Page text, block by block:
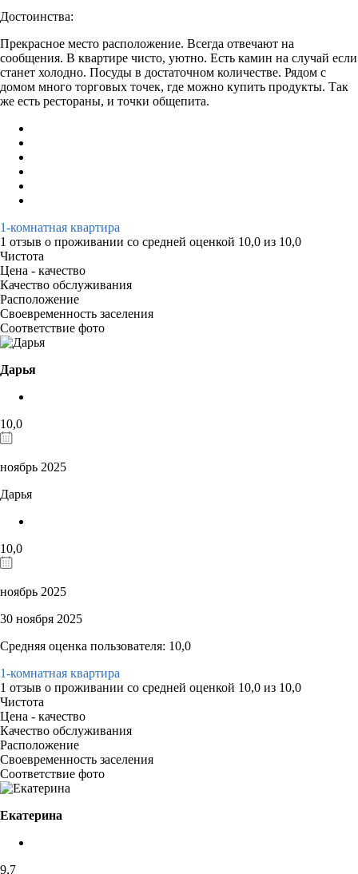
Достоинства:
Прекрасное место расположение. Всегда отвечают на
сообщения. В квартире чисто, уютно. Есть камин на случай если
станет холодно. Посуды в достаточном количестве. Рядом с
домом много торговых точек, где можно купить продукты. Так
же есть рестораны, и точки общепита.
1-комнатная квартира
1 отзыв о проживании со средней оценкой 10,0 из 10,0
Чистота
Цена - качество
Качество обслуживания
Расположение
Своевременность заселения
Соответствие фото
Дарья
10,0
ноябрь 2025
Дарья
10,0
ноябрь 2025
30 ноября 2025
Средняя оценка пользователя: 10,0
1-комнатная квартира
1 отзыв о проживании со средней оценкой 10,0 из 10,0
Чистота
Цена - качество
Качество обслуживания
Расположение
Своевременность заселения
Соответствие фото
Екатерина
9,7